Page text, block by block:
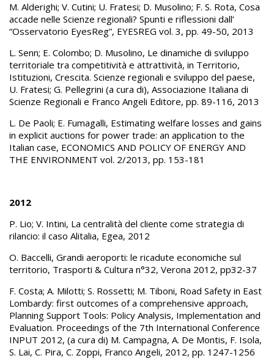
M. Alderighi; V. Cutini; U. Fratesi; D. Musolino; F. S. Rota, Cosa
accade nelle Scienze regionali? Spunti e riflessioni dall’
“Osservatorio EyesReg”, EYESREG vol. 3, pp. 49-50, 2013
L. Senn; E. Colombo; D. Musolino, Le dinamiche di sviluppo
territoriale tra competitività e attrattività, in Territorio,
Istituzioni, Crescita. Scienze regionali e sviluppo del paese,
U. Fratesi; G. Pellegrini (a cura di), Associazione Italiana di
Scienze Regionali e Franco Angeli Editore, pp. 89-116, 2013
L. De Paoli; E. Fumagalli, Estimating welfare losses and gains
in explicit auctions for power trade: an application to the
Italian case, ECONOMICS AND POLICY OF ENERGY AND
THE ENVIRONMENT vol. 2/2013, pp. 153-181
2012
P. Lio; V. Intini, La centralità del cliente come strategia di
rilancio: il caso Alitalia, Egea, 2012
O. Baccelli, Grandi aeroporti: le ricadute economiche sul
territorio, Trasporti & Cultura n°32, Verona 2012, pp32-37
F. Costa; A. Milotti; S. Rossetti; M. Tiboni, Road Safety in East
Lombardy: first outcomes of a comprehensive approach,
Planning Support Tools: Policy Analysis, Implementation and
Evaluation. Proceedings of the 7th International Conference
INPUT 2012, (a cura di) M. Campagna, A. De Montis, F. Isola,
S. Lai, C. Pira, C. Zoppi, Franco Angeli, 2012, pp. 1247-1256